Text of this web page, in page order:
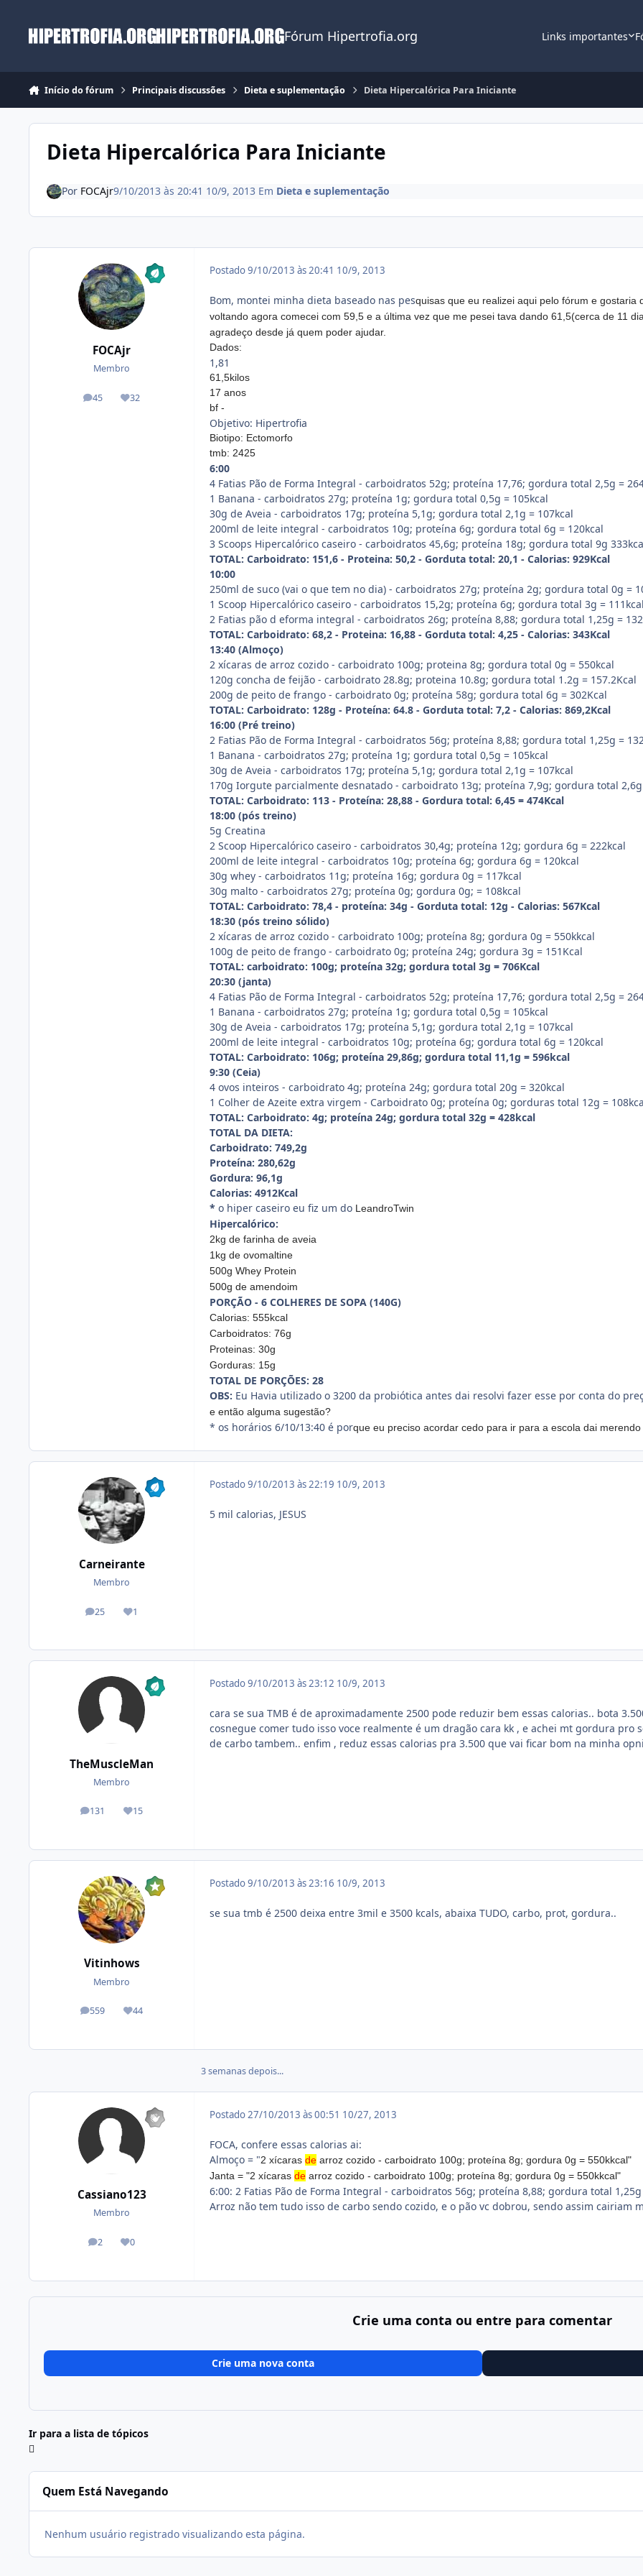
Fórum Hipertrofia.org Links importantes
Início do fórum Principais discussões Dieta e suplementação Dieta Hipercalórica Para Iniciante
Dieta Hipercalórica Para Iniciante
Por FOCAjr9/10/2013 às 20:41 10/9, 2013 Em Dieta e suplementação
FOCAjr
Membro
45
posts 32
Reputação
Postado9/10/2013 às 20:41 10/9, 2013
Bom, montei minha dieta baseado nas pesquisas que eu realizei aqui pelo fórum e gostaria
voltando agora comecei com 59,5 e a última vez que me pesei tava dando 61,5(cerca de 11
agradeço desde já quem poder ajudar.
Dados:
1,81
61,5kilos
17 anos
bf -
Objetivo: Hipertrofia
Biotipo: Ectomorfo
tmb: 2425
6:00
4 Fatias Pão de Forma Integral - carboidratos 52g; proteína 17,76; gordura total 2,5g =
1 Banana - carboidratos 27g; proteína 1g; gordura total 0,5g = 105kcal
30g de Aveia - carboidratos 17g; proteína 5,1g; gordura total 2,1g = 107kcal
200ml de leite integral - carboidratos 10g; proteína 6g; gordura total 6g = 120kcal
3 Scoops Hipercalórico caseiro - carboidratos 45,6g; proteína 18g; gordura total 9g
TOTAL: Carboidrato: 151,6 - Proteina: 50,2 - Gorduta total: 20,1 - Calorias: 929Kcal
10:00
250ml de suco (vai o que tem no dia) - carboidratos 27g; proteína 2g; gordura total 0g =
1 Scoop Hipercalórico caseiro - carboidratos 15,2g; proteína 6g; gordura total 3g = 111kcal
2 Fatias pão d eforma integral - carboidratos 26g; proteína 8,88; gordura total 1,25g =
TOTAL: Carboidrato: 68,2 - Proteina: 16,88 - Gorduta total: 4,25 - Calorias: 343Kcal
13:40 (Almoço)
2 xícaras de arroz cozido - carboidrato 100g; proteina 8g; gordura total 0g = 550kcal
120g concha de feijão - carboidrato 28.8g; proteina 10.8g; gordura total 1.2g = 157.2Kcal
200g de peito de frango - carboidrato 0g; proteína 58g; gordura total 6g = 302Kcal
TOTAL: Carboidrato: 128g - Proteína: 64.8 - Gorduta total: 7,2 - Calorias: 869,2Kcal
16:00 (Pré treino)
2 Fatias Pão de Forma Integral - carboidratos 56g; proteína 8,88; gordura total 1,25g =
1 Banana - carboidratos 27g; proteína 1g; gordura total 0,5g = 105kcal
30g de Aveia - carboidratos 17g; proteína 5,1g; gordura total 2,1g = 107kcal
170g Iorgute parcialmente desnatado - carboidrato 13g; proteína 7,9g; gordura total 2,6g
TOTAL: Carboidrato: 113 - Proteína: 28,88 - Gordura total: 6,45 = 474Kcal
18:00 (pós treino)
5g Creatina
2 Scoop Hipercalórico caseiro - carboidratos 30,4g; proteína 12g; gordura 6g = 222kcal
200ml de leite integral - carboidratos 10g; proteína 6g; gordura 6g = 120kcal
30g whey - carboidratos 11g; proteína 16g; gordura 0g = 117kcal
30g malto - carboidratos 27g; proteína 0g; gordura 0g; = 108kcal
TOTAL: Carboidrato: 78,4 - proteína: 34g - Gorduta total: 12g - Calorias: 567Kcal
18:30 (pós treino sólido)
2 xícaras de arroz cozido - carboidrato 100g; proteína 8g; gordura 0g = 550kkcal
100g de peito de frango - carboidrato 0g; proteína 24g; gordura 3g = 151Kcal
TOTAL: carboidrato: 100g; proteína 32g; gordura total 3g = 706Kcal
20:30 (janta)
4 Fatias Pão de Forma Integral - carboidratos 52g; proteína 17,76; gordura total 2,5g =
1 Banana - carboidratos 27g; proteína 1g; gordura total 0,5g = 105kcal
30g de Aveia - carboidratos 17g; proteína 5,1g; gordura total 2,1g = 107kcal
200ml de leite integral - carboidratos 10g; proteína 6g; gordura total 6g = 120kcal
TOTAL: Carboidrato: 106g; proteína 29,86g; gordura total 11,1g = 596kcal
9:30 (Ceia)
4 ovos inteiros - carboidrato 4g; proteína 24g; gordura total 20g = 320kcal
1 Colher de Azeite extra virgem - Carboidrato 0g; proteína 0g; gorduras total 12g =
TOTAL: Carboidrato: 4g; proteína 24g; gordura total 32g = 428kcal
TOTAL DA DIETA:
Carboidrato: 749,2g
Proteína: 280,62g
Gordura: 96,1g
Calorias: 4912Kcal
* o hiper caseiro eu fiz um do LeandroTwin
Hipercalórico:
2kg de farinha de aveia
1kg de ovomaltine
500g Whey Protein
500g de amendoim
PORÇÃO - 6 COLHERES DE SOPA (140G)
Calorias: 555kcal
Carboidratos: 76g
Proteinas: 30g
Gorduras: 15g
TOTAL DE PORÇÕES: 28
OBS: Eu Havia utilizado o 3200 da probiótica antes dai resolvi fazer esse por conta do
e então alguma sugestão?
* os horários 6/10/13:40 é porque eu preciso acordar cedo para ir para a escola dai
Carneirante
Membro
25
posts 1
Reputação
Postado9/10/2013 às 22:19 10/9, 2013
5 mil calorias, JESUS
TheMuscleMan
Membro
131
posts 15
Reputação
Postado9/10/2013 às 23:12 10/9, 2013
cara se sua TMB é de aproximadamente 2500 pode reduzir bem essas calorias.. bota
cosnegue comer tudo isso voce realmente é um dragão cara kk , e achei mt gordura
de carbo tambem.. enfim , reduz essas calorias pra 3.500 que vai ficar bom na minha
Vitinhows
Membro
559
posts 44
Reputação
Postado9/10/2013 às 23:16 10/9, 2013
se sua tmb é 2500 deixa entre 3mil e 3500 kcals, abaixa TUDO, carbo, prot, gordura..
3 semanas depois...
Cassiano123
Membro
2
posts 0
Reputação
Postado27/10/2013 às 00:51 10/27, 2013
FOCA, confere essas calorias ai:
Almoço = "2 xícaras de arroz cozido - carboidrato 100g; proteína 8g; gordura 0g = 550kkcal"
Janta = "2 xícaras de arroz cozido - carboidrato 100g; proteína 8g; gordura 0g = 550kkcal"
6:00: 2 Fatias Pão de Forma Integral - carboidratos 56g; proteína 8,88; gordura total 1,25g
Arroz não tem tudo isso de carbo sendo cozido, e o pão vc dobrou, sendo assim cairiam
Crie uma conta ou entre para comentar
Crie uma nova conta
Ir para a lista de tópicos
Quem Está Navegando
Nenhum usuário registrado visualizando esta página.